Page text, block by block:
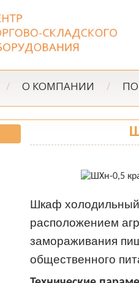
/ О КОМПАНИИ /
Шкаф
расположением
замораживания
общественного